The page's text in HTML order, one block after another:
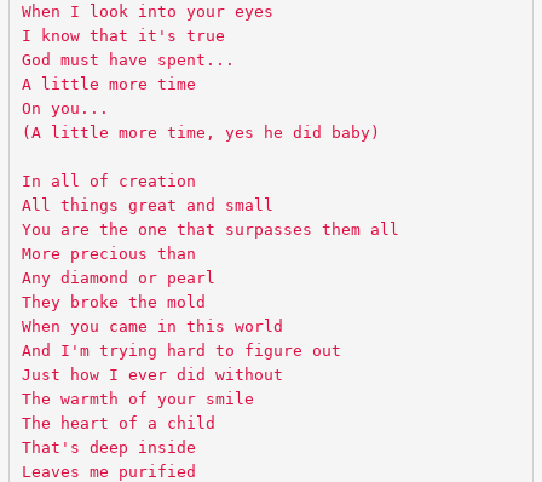
When I look into your eyes
I know that it's true
God must have spent...
A little more time
On you...
(A little more time, yes he did baby)
In all of creation
All things great and small
You are the one that surpasses them all
More precious than
Any diamond or pearl
They broke the mold
When you came in this world
And I'm trying hard to figure out
Just how I ever did without
The warmth of your smile
The heart of a child
That's deep inside
Leaves me purified